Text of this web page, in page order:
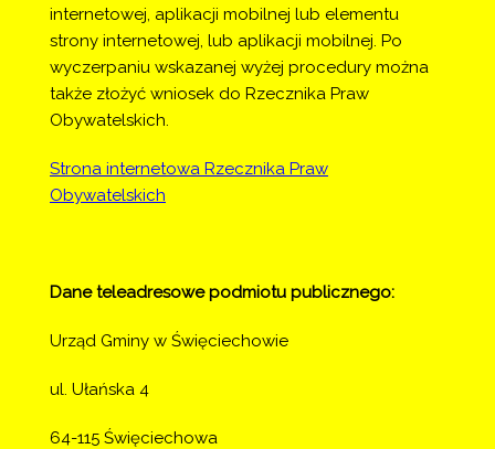
internetowej, aplikacji mobilnej lub elementu
strony internetowej, lub aplikacji mobilnej. Po
wyczerpaniu wskazanej wyżej procedury można
także złożyć wniosek do Rzecznika Praw
Obywatelskich.
Strona internetowa Rzecznika Praw
Obywatelskich
Dane teleadresowe podmiotu publicznego:
Urząd Gminy w Święciechowie
ul. Ułańska 4
64-115 Święciechowa